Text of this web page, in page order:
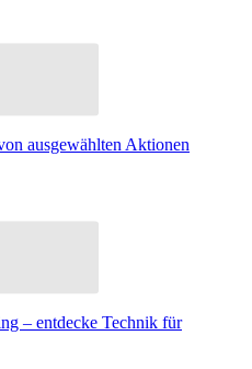
ausgewählten Aktionen
– entdecke Technik für